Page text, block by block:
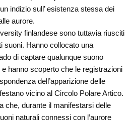
indizio sull’ esistenza stessa dei
aurore.
finlandese sono tuttavia riusciti
suoni. Hanno collocato una
di captare qualunque suono
e hanno scoperto che le registrazioni
dell’apparizione delle
vicino al Circolo Polare Artico.
che, durante il manifestarsi delle
naturali connessi con l’aurore